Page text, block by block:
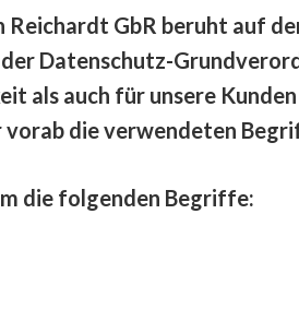
GbR beruht auf
Datenschutz-
als auch für unsere
vorab die verwendeten
die folgenden Begriffe: